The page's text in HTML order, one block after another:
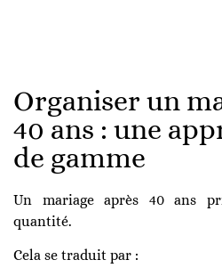
Organiser un
40 ans : une
de gamme
Un mariage après 40 ans
quantité.
Cela se traduit par :